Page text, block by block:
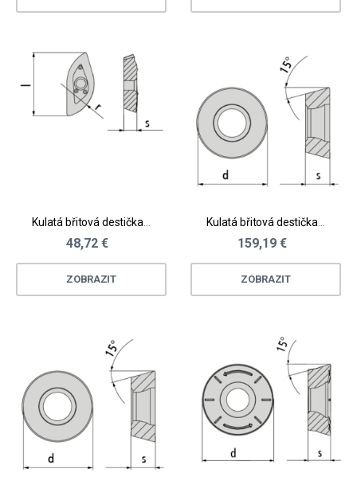
48,72 €
ZOBRAZIT
159,19 €
ZOBRAZIT